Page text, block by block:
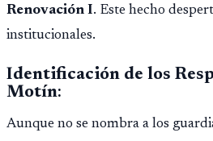
Renovación I. Este hecho
institucionales.
Identificación de los
Motín:
Aunque no se nombra a los